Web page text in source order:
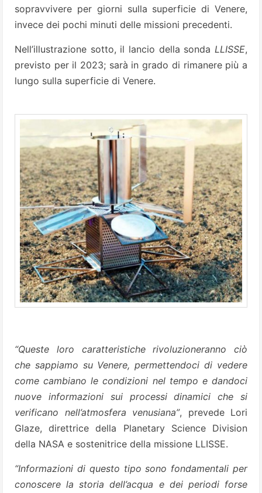
sopravvivere per giorni sulla superficie di Venere,
invece dei pochi minuti delle missioni precedenti.
Nell’illustrazione sotto, il lancio della sonda LLISSE,
previsto per il 2023; sarà in grado di rimanere più a
lungo sulla superficie di Venere.
“Queste loro caratteristiche rivoluzioneranno ciò
che sappiamo su Venere, permettendoci di vedere
come cambiano le condizioni nel tempo e dandoci
nuove informazioni sui processi dinamici che si
verificano nell’atmosfera venusiana”, prevede Lori
Glaze, direttrice della Planetary Science Division
della NASA e sostenitrice della missione LLISSE.
“Informazioni di questo tipo sono fondamentali per
conoscere la storia dell’acqua e dei periodi forse